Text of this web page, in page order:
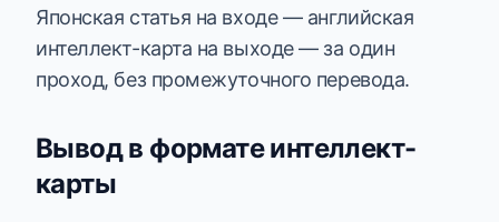
Японская статья на входе — английская
интеллект-карта на выходе — за один
проход, без промежуточного перевода.
Вывод в формате интеллект-
карты